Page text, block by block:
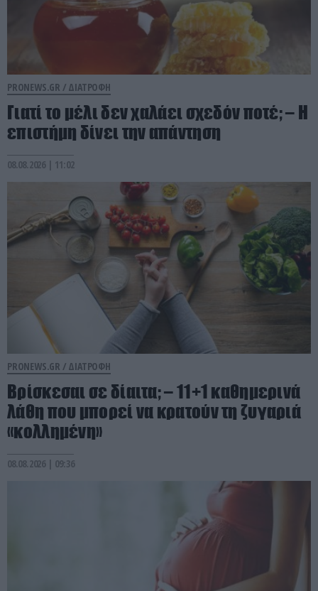
PRONEWS.GR / ΔΙΑΤΡΟΦΗ
Γιατί το μέλι δεν χαλάει σχεδόν ποτέ; – Η
επιστήμη δίνει την απάντηση
08.08.2026 | 11:02
PRONEWS.GR / ΔΙΑΤΡΟΦΗ
Βρίσκεσαι σε δίαιτα; – 11+1 καθημερινά
λάθη που μπορεί να κρατούν τη ζυγαριά
«κολλημένη»
08.08.2026 | 09:36